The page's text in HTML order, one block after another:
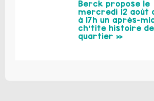
Berck propose le
mercredi 12 août
à 17h un après-
ch’tite histoire de
quartier »